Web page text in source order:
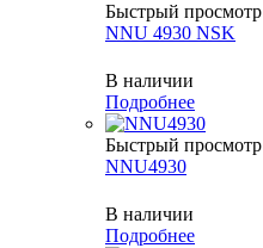
Быстрый просмотр
NNU 4930 NSK
В наличии
Подробнее
Быстрый просмотр
NNU4930
В наличии
Подробнее